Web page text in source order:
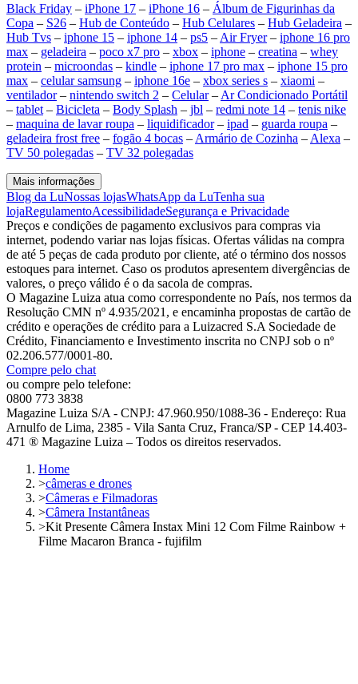
Black Friday – iPhone 17 – iPhone 16 – Álbum de Figurinhas da
Copa – S26 – Hub de Conteúdo – Hub Celulares – Hub Geladeira –
Hub Tvs – iphone 15 – iphone 14 – ps5 – Air Fryer– iphone 16 pro
max – geladeira – poco x7 pro – xbox – iphone – creatina – whey
protein – microondas – kindle – iphone 17 pro max – iphone 15 pro
max – celular samsung – iphone 16e – xbox series s – xiaomi –
ventilador– nintendo switch 2 – Celular– Ar Condicionado Portátil
– tablet – Bicicleta – Body Splash – jbl – redmi note 14 – tenis nike
– maquina de lavar roupa – liquidificador– ipad – guarda roupa –
geladeira frost free – fogão 4 bocas – Armário de Cozinha – Alexa –
TV 50 polegadas – TV 32 polegadas
Mais informações
Blog da LuNossas lojasWhatsApp da LuTenha sua
lojaRegulamentoAcessibilidadeSegurança e Privacidade
Preços e condições de pagamento exclusivos para compras via
internet, podendo variar nas lojas físicas. Ofertas válidas na compra
de até 5 peças de cada produto por cliente, até o término dos nossos
estoques para internet. Caso os produtos apresentem divergências de
valores, o preço válido é o da sacola de compras.
O Magazine Luiza atua como correspondente no País, nos termos da
Resolução CMN nº 4.935/2021, e encaminha propostas de cartão de
crédito e operações de crédito para a Luizacred S.A Sociedade de
Crédito, Financiamento e Investimento inscrita no CNPJ sob o nº
02.206.577/0001-80.
Compre pelo chat
ou compre pelo telefone:
0800 773 3838
Magazine Luiza S/A - CNPJ: 47.960.950/1088-36 - Endereço: Rua
Arnulfo de Lima, 2385 - Vila Santa Cruz, Franca/SP - CEP 14.403-
471 ® Magazine Luiza – Todos os direitos reservados.
Home
>câmeras e drones
>Câmeras e Filmadoras
>Câmera Instantâneas
>Kit Presente Câmera Instax Mini 12 Com Filme Rainbow +
Filme Macaron Branca - fujifilm